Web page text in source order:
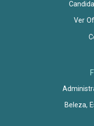
Ver
Beleza,